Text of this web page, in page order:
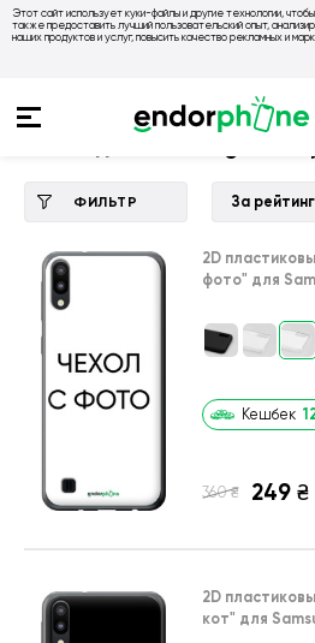
Этот сайт использует куки-файлы и другие технологии, чтобы
также предоставить лучший пользовательский опыт,
наших продуктов и услуг, повысить качество рекламных и
💙 Чехлы на
ФИЛЬТР За
2D
фото" для
Кешбек
360 ₴ 249 ₴
2D
кот" для